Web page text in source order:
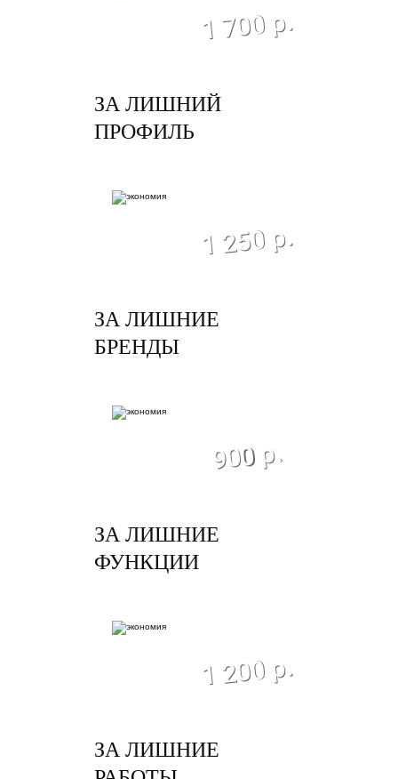
1 700 р.
ЗА ЛИШНИЙ
ПРОФИЛЬ
1 250 р.
ЗА ЛИШНИЕ
БРЕНДЫ
900 р.
ЗА ЛИШНИЕ
ФУНКЦИИ
1 200 р.
ЗА ЛИШНИЕ